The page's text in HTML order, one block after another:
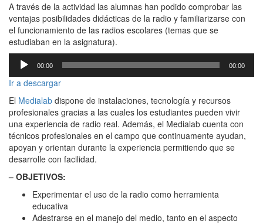
A través de la actividad las alumnas han podido comprobar las
ventajas posibilidades didácticas de la radio y familiarizarse con
el funcionamiento de las radios escolares (temas que se
estudiaban en la asignatura).
Reproductor
audio
00:00 00:00
Ir a descargar
El Medialab dispone de instalaciones, tecnología y recursos
profesionales gracias a las cuales los estudiantes pueden vivir
una experiencia de radio real. Además, el Medialab cuenta con
técnicos profesionales en el campo que continuamente ayudan,
apoyan y orientan durante la experiencia permitiendo que se
desarrolle con facilidad.
– OBJETIVOS:
Experimentar el uso de la radio como herramienta
educativa
Adestrarse en el manejo del medio, tanto en el aspecto